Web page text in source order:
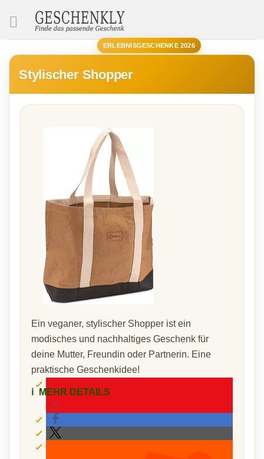
ERLEBNISGESCHENKE 2026
Stylischer Shopper
Ein veganer, stylischer Shopper ist ein
modisches und nachhaltiges Geschenk für
deine Mutter, Freundin oder Partnerin. Eine
praktische Geschenkidee!
ℹ️ MEHR DETAILS